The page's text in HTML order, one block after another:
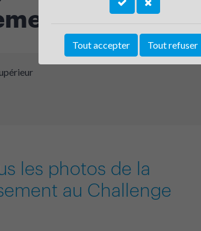
de l’Ain
les photos de la
au Challenge
Tout accepter Tout refuser